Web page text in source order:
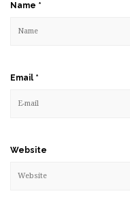
Name *
Email *
Website